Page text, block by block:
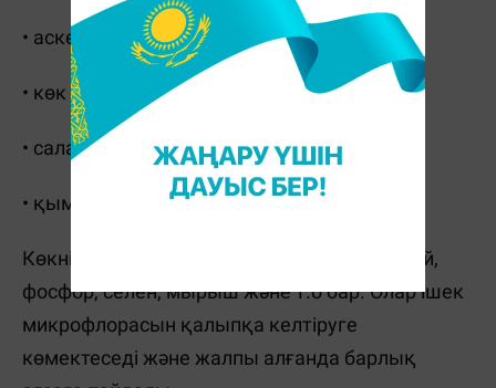
• аскөк;
• көк пияз;
• салат;
• қымыздық.
Көкністердің құрамында йод, магний, калий,
фосфор, селен, мырыш және т.б бар. Олар ішек
микрофлорасын қалыпқа келтіруге
көмектеседі және жалпы алғанда барлық